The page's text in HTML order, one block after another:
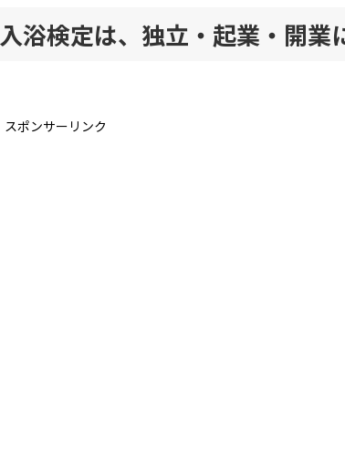
入浴検定は、独立・起業・開業
スポンサーリンク